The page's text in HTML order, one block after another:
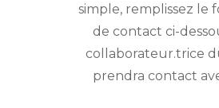
simple, remplissez le
de contact ci-
collaborateur.trice
prendra contact